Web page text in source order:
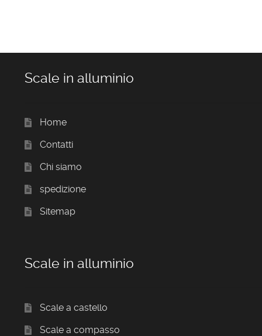
Scale in alluminio
Home
Contatti
Chi siamo
spedizione
Sitemap
Scale in alluminio
Scale a castello
Scale a compasso